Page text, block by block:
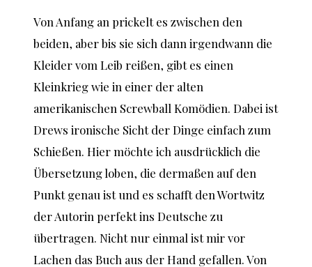
Von Anfang an prickelt es zwischen den
beiden, aber bis sie sich dann irgendwann die
Kleider vom Leib reißen, gibt es einen
Kleinkrieg wie in einer der alten
amerikanischen Screwball Komödien. Dabei ist
Drews ironische Sicht der Dinge einfach zum
Schießen. Hier möchte ich ausdrücklich die
Übersetzung loben, die dermaßen auf den
Punkt genau ist und es schafft den Wortwitz
der Autorin perfekt ins Deutsche zu
übertragen. Nicht nur einmal ist mir vor
Lachen das Buch aus der Hand gefallen. Von